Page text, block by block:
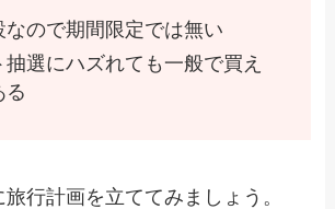
なので期間限定では無い
抽選にハズれても一般で買え
る
行計画を立ててみましょう。